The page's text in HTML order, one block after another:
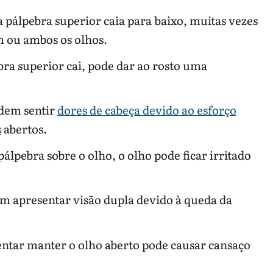
pálpebra superior caia para baixo, muitas vezes
ambos os olhos.
superior cai, pode dar ao rosto uma
sentirdores de cabeça devido ao esforço
abertos.
sobre o olho, o olho pode ficar irritado
apresentar visão dupla devido à queda da
manter o olho aberto pode causar cansaço